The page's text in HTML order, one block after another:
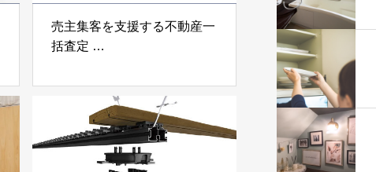
売主集客を支援する不動産一
括査定
Speee